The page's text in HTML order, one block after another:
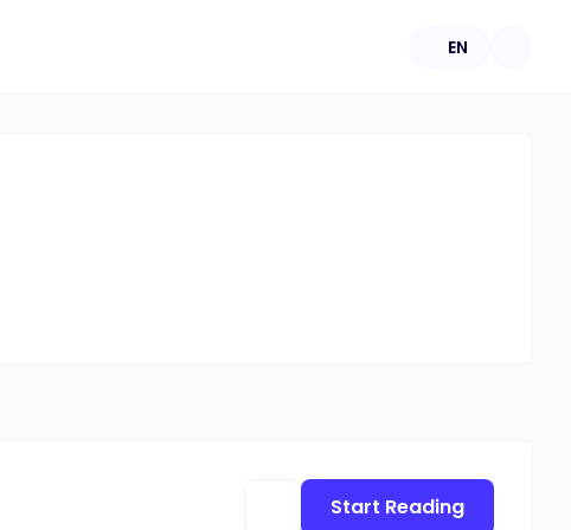
EN
Start Reading